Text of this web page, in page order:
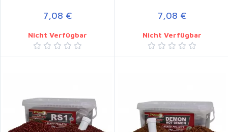
7,08 €
Nicht Verfügbar
7,08 €
Nicht Verfügbar